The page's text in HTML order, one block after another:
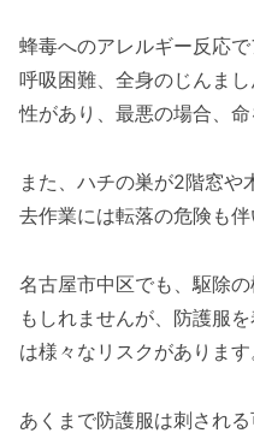
蜂毒へのアレルギー反応
呼吸困難、全身のじんま
性があり、最悪の場合、命
また、ハチの巣が2階窓や
去作業には転落の危険も伴
名古屋市中区でも、駆除
もしれませんが、防護服
は様々なリスクがあります
あくまで防護服は刺され